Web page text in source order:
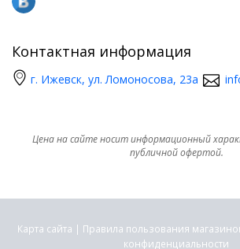
Контактная информация
г. Ижевск, ул. Ломоносова, 23а
Цена на сайте носит информационный
публичной офертой.
Карта сайта | Правила пользования
конфиденциальности